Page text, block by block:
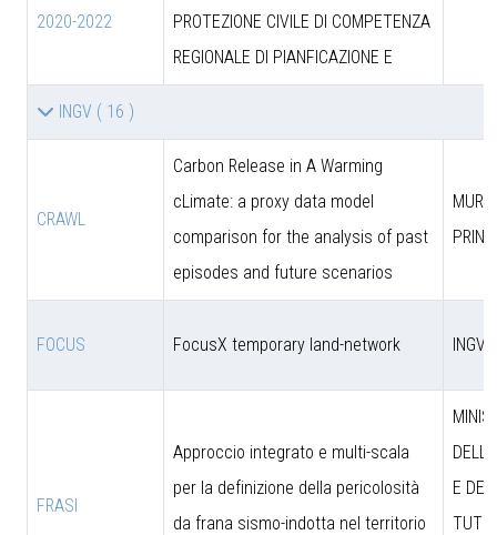
2020-2022
PROTEZIONE CIVILE DI COMPETENZA
REGIONALE DI PIANFICAZIONE E
INGV ( 16 )
CRAWL
Carbon Release in A Warming
cLimate: a proxy data model
comparison for the analysis of past
episodes and future scenarios
MUR
PRIN)
FOCUS FocusX temporary land-network INGV
FRASI
Approccio integrato e multi-scala
per la definizione della pericolosità
da frana sismo-indotta nel territorio
E